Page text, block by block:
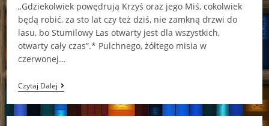
„Gdziekolwiek powędrują Krzyś oraz jego Miś, cokolwiek
będą robić, za sto lat czy też dziś, nie zamkną drzwi do
lasu, bo Stumilowy Las otwarty jest dla wszystkich,
otwarty cały czas”.* Pulchnego, żółtego misia w
czerwonej…
Czytaj DalejLekcje
Kubusia
Puchatka